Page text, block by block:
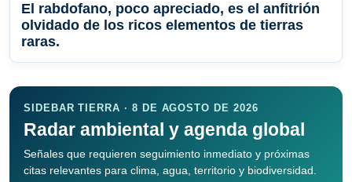
El rabdofano, poco apreciado, es el anfitrión
olvidado de los ricos elementos de tierras
raras.
SIDEBAR TIERRA · 8 DE AGOSTO DE 2026
Radar ambiental y agenda global
Señales que requieren seguimiento inmediato y próximas
citas relevantes para clima, agua, territorio y biodiversidad.